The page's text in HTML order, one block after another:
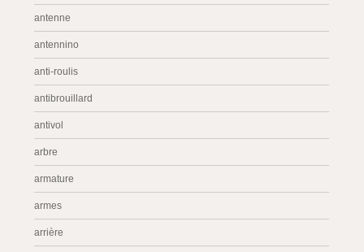
antenne
antennino
anti-roulis
antibrouillard
antivol
arbre
armature
armes
arrière